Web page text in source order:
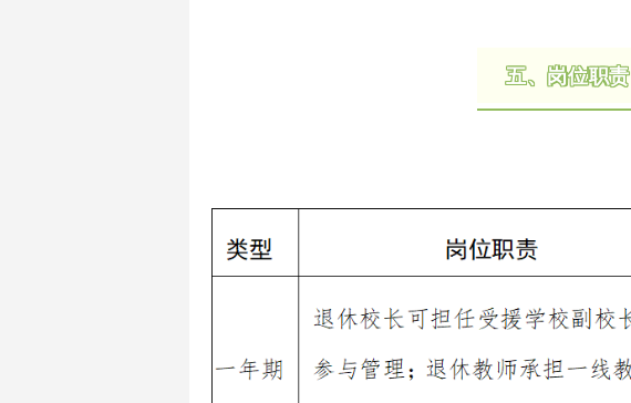
五、岗位职责